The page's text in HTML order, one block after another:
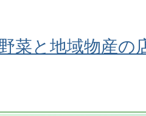
菜と地域物産の